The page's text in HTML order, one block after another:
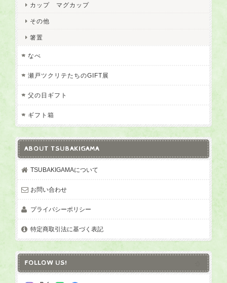
カップ マグカップ
その他
箸置
なべ
瀬戸ツクリテたちのGIFT展
父の日ギフト
ギフト箱
ABOUT TSUBAKIGAMA
TSUBAKIGAMAについて
お問い合わせ
プライバシーポリシー
特定商取引法に基づく表記
FOLLOW US!